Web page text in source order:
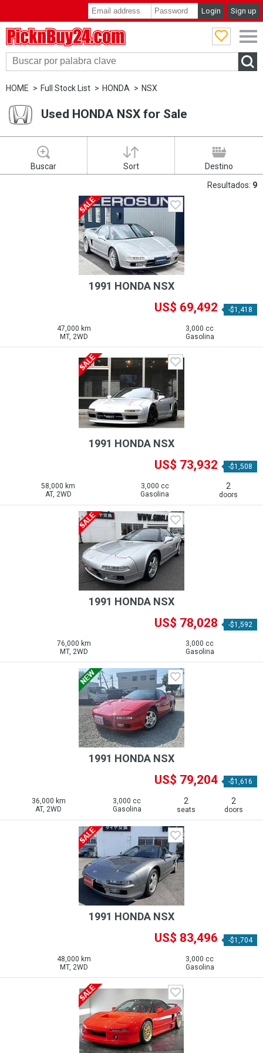
Login Sign up
HOME Full Stock List HONDA NSX
Used HONDA NSX for Sale
Buscar Sort
Destino
Resultados: 9
1991 HONDA NSX
US$ 69,492 -$1,418
47,000 km
MT, 2WD
3,000 cc
Gasolina
1991 HONDA NSX
US$ 73,932 -$1,508
58,000 km
AT, 2WD
3,000 cc
Gasolina
2
doors
1991 HONDA NSX
US$ 78,028 -$1,592
76,000 km
MT, 2WD
3,000 cc
Gasolina
1991 HONDA NSX
US$ 79,204 -$1,616
36,000 km
AT, 2WD
3,000 cc
Gasolina
2
seats
2
doors
1991 HONDA NSX
US$ 83,496 -$1,704
48,000 km
MT, 2WD
3,000 cc
Gasolina